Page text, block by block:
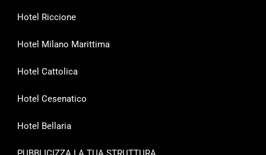
Hotel Riccione
Hotel Milano Marittima
Hotel Cattolica
Hotel Cesenatico
Hotel Bellaria